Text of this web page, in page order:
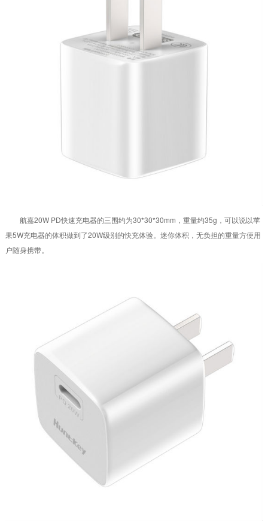
航嘉20W PD快速充电器的三围约为30*30*30mm，重量约35g，可以说以苹
果5W充电器的体积做到了20W级别的快充体验。迷你体积，无负担的重量方便用
户随身携带。